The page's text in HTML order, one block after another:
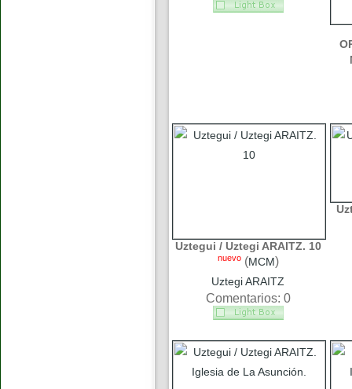
Uztegui / Uztegi ARAITZ. 10
nuevo (MCM)
Uztegi ARAITZ
Comentarios: 0